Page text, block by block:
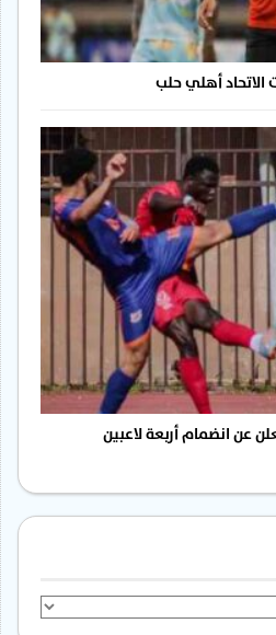
الاتحاد أهلي حلب
عن انضمام أربعة لاعبين